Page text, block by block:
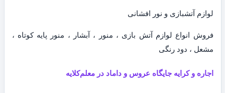
لوازم آتشبازی و نور افشانی
فروش انواع لوازم آتش بازی ، منور ، آبشار ، منور پایه کوتاه ،
مشعل ، دود رنگی
اجاره و کرایه جایگاه عروس و داماد در معلم‌کلایه